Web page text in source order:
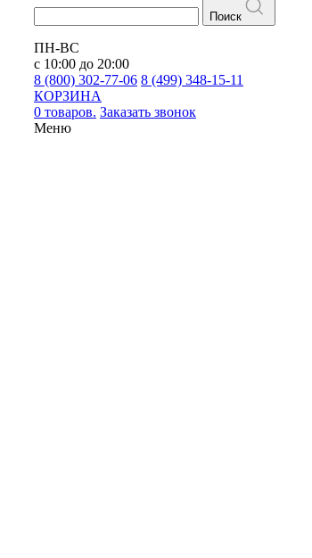
Поиск
ПН-ВС
с 10:00 до 20:00
8 (800) 302-77-06 8 (499) 348-15-11
КОРЗИНА
0 товаров. Заказать звонок
Меню